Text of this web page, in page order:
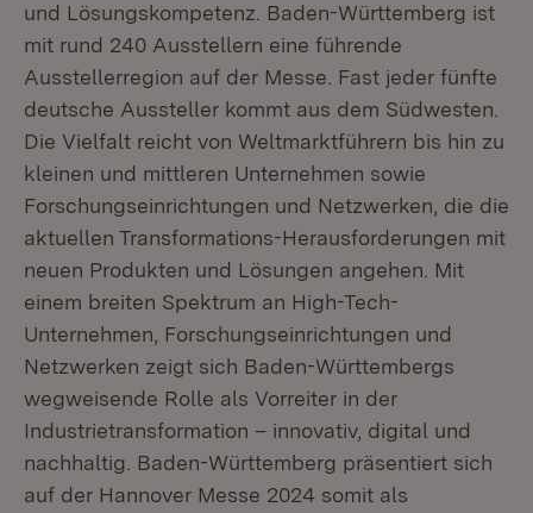
und Lösungskompetenz. Baden-Württemberg ist
mit rund 240 Ausstellern eine führende
Ausstellerregion auf der Messe. Fast jeder fünfte
deutsche Aussteller kommt aus dem Südwesten.
Die Vielfalt reicht von Weltmarktführern bis hin zu
kleinen und mittleren Unternehmen sowie
Forschungseinrichtungen und Netzwerken, die die
aktuellen Transformations-Herausforderungen mit
neuen Produkten und Lösungen angehen. Mit
einem breiten Spektrum an High-Tech-
Unternehmen, Forschungseinrichtungen und
Netzwerken zeigt sich Baden-Württembergs
wegweisende Rolle als Vorreiter in der
Industrietransformation – innovativ, digital und
nachhaltig. Baden-Württemberg präsentiert sich
auf der Hannover Messe 2024 somit als